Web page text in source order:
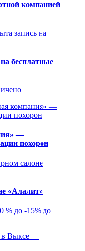
компанией
бесплатные
—
похорон
«Алалит»
% до -15% до